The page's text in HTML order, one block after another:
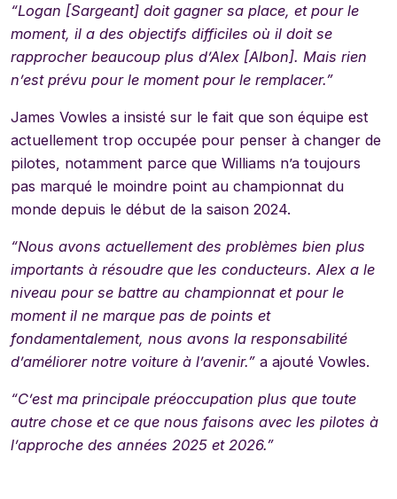
“Logan [Sargeant] doit gagner sa place, et pour le
moment, il a des objectifs difficiles où il doit se
rapprocher beaucoup plus d’Alex [Albon]. Mais rien
n’est prévu pour le moment pour le remplacer.”
James Vowles a insisté sur le fait que son équipe est
actuellement trop occupée pour penser à changer de
pilotes, notamment parce que Williams n’a toujours
pas marqué le moindre point au championnat du
monde depuis le début de la saison 2024.
“Nous avons actuellement des problèmes bien plus
importants à résoudre que les conducteurs. Alex a le
niveau pour se battre au championnat et pour le
moment il ne marque pas de points et
fondamentalement, nous avons la responsabilité
d’améliorer notre voiture à l’avenir.” a ajouté Vowles.
“C’est ma principale préoccupation plus que toute
autre chose et ce que nous faisons avec les pilotes à
l’approche des années 2025 et 2026.”